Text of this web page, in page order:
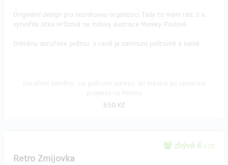
Originální design pro neziskovou organizaci Tady to mám rád, z.s.
vytvořila Jitka Hrůzová na motivy ilustrace Moniky Pavlové.
Odměnu doručíme poštou, v ceně je zahrnuto poštovné a balné.
650 Kč
zbývá 6 z 20
Retro Zmijovka